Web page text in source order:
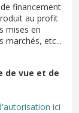
financement
au profit
mises en
marchés, etc...
de vue et de
ici